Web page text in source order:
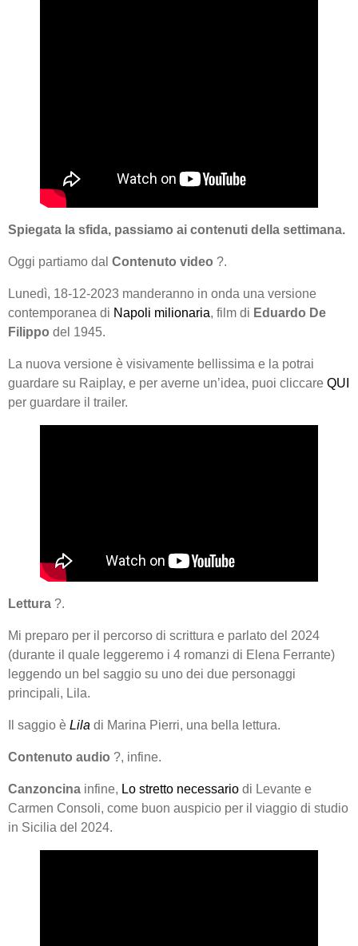
Spiegata la sfida, passiamo ai contenuti della settimana.
Oggi partiamo dal Contenuto video ?.
Lunedì, 18-12-2023 manderanno in onda una versione
contemporanea di Napoli milionaria, film di Eduardo De
Filippo del 1945.
La nuova versione è visivamente bellissima e la potrai
guardare su Raiplay, e per averne un’idea, puoi cliccare QUI
per guardare il trailer.
Lettura ?.
Mi preparo per il percorso di scrittura e parlato del 2024
(durante il quale leggeremo i 4 romanzi di Elena Ferrante)
leggendo un bel saggio su uno dei due personaggi
principali, Lila.
Il saggio è Lila di Marina Pierri, una bella lettura.
Contenuto audio ?, infine.
Canzoncina infine, Lo stretto necessario di Levante e
Carmen Consoli, come buon auspicio per il viaggio di studio
in Sicilia del 2024.